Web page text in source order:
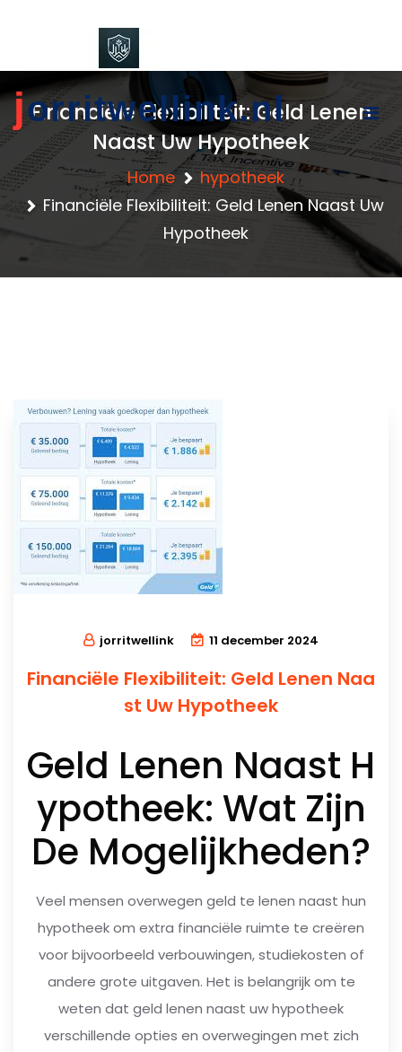
jorritwellink.nl
Financiële Flexibiliteit: Geld Lenen
Naast Uw Hypotheek
Home
hypotheek
Financiële Flexibiliteit: Geld Lenen Naast Uw
Hypotheek
jorritwellink 11 december 2024
Financiële Flexibiliteit: Geld Lenen Naa
st Uw Hypotheek
Geld Lenen Naast H
ypotheek: Wat Zijn
De Mogelijkheden?
Veel mensen overwegen geld te lenen naast hun
hypotheek om extra financiële ruimte te creëren
voor bijvoorbeeld verbouwingen, studiekosten of
andere grote uitgaven. Het is belangrijk om te
weten dat geld lenen naast uw hypotheek
verschillende opties en overwegingen met zich